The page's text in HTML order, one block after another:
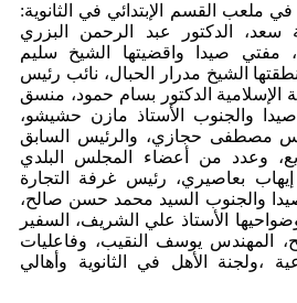
ملعب القسم الإبتدائي في الثانوية:
سعد، الدكتور عبد الرحمن البزري
مفتي صيدا واقضيتها الشيخ سليم
الشيخ مدرار الحبال، نائب رئيس
الإسلامية الدكتور بسام حمود، منسق
والجنوب الأستاذ مازن حشيشو،
مصطفى حجازي، والرئيس السابق
وعدد من أعضاء المجلس البلدي
إيهاب بعاصيري، رئيس غرفة التجارة
والجنوب السيد محمد حسن صالح،
الأستاذ علي الشريف، السفير
المهندس يوسف النقيب، وفاعليات
،ولجنة الأهل في الثانوية وأهالي